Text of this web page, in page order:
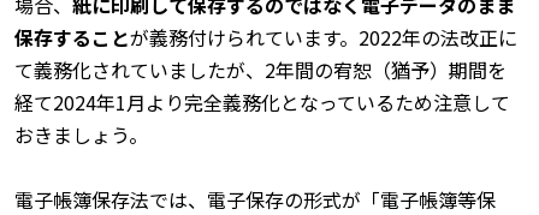
保存することが義務付けられています。2022年の法改正に
て義務化されていましたが、2年間の宥恕（猶予）期間を
経て2024年1月より完全義務化となっているため注意して
おきましょう。
電子帳簿保存法では、電子保存の形式が「電子帳簿等保